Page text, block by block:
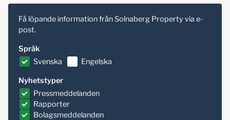
Få löpande information från Solnaberg Property via e-
post.
Språk
Svenska
Engelska
Nyhetstyper
Pressmeddelanden
Rapporter
Bolagsmeddelanden